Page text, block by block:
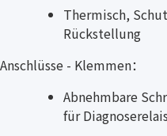
Thermisch,
Rückstellung
Anschlüsse - Klemmen：
Abnehmbare
für Diagnoserelais